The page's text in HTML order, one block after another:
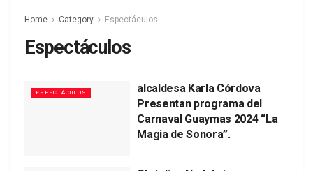
Home Category Espectáculos
Espectáculos
ESPECTÁCULOS
alcaldesa Karla Córdova
Presentan programa del
Carnaval Guaymas 2024 “La
Magia de Sonora”.